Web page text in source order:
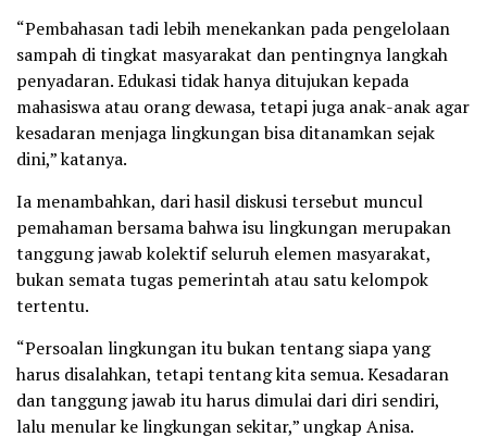
“Pembahasan tadi lebih menekankan pada pengelolaan
sampah di tingkat masyarakat dan pentingnya langkah
penyadaran. Edukasi tidak hanya ditujukan kepada
mahasiswa atau orang dewasa, tetapi juga anak-anak agar
kesadaran menjaga lingkungan bisa ditanamkan sejak
dini,” katanya.
Ia menambahkan, dari hasil diskusi tersebut muncul
pemahaman bersama bahwa isu lingkungan merupakan
tanggung jawab kolektif seluruh elemen masyarakat,
bukan semata tugas pemerintah atau satu kelompok
tertentu.
“Persoalan lingkungan itu bukan tentang siapa yang
harus disalahkan, tetapi tentang kita semua. Kesadaran
dan tanggung jawab itu harus dimulai dari diri sendiri,
lalu menular ke lingkungan sekitar,” ungkap Anisa.